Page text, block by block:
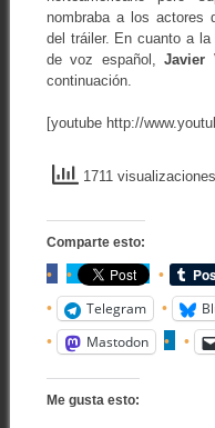
nombraba a los actores
del tráiler. En cuanto a
de voz español,Javier
continuación.
[youtube http://
1711
Comparte esto:
Telegram
Mastodon
Me gusta esto: